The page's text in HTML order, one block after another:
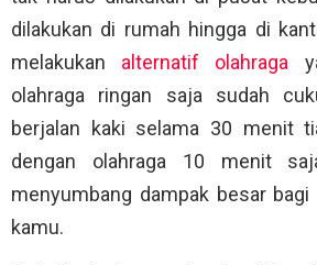
dilakukan di rumah hingga di
melakukan alternatif olahraga
olahraga ringan saja sudah
berjalan kaki selama 30 menit
dengan olahraga 10 menit
menyumbang dampak besar
kamu.